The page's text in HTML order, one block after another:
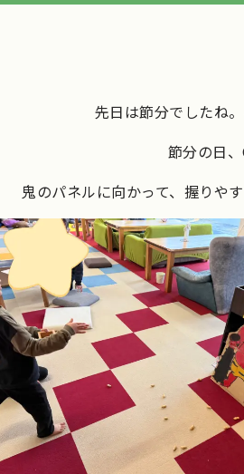
先日は節分でしたね
節分の日
鬼のパネルに向かって、握りや